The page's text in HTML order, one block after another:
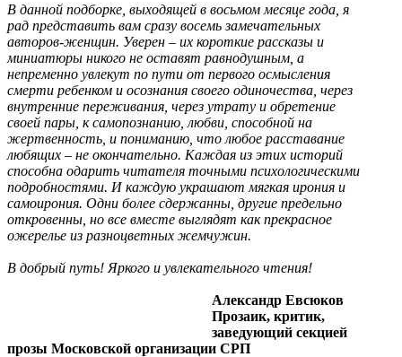
В данной подборке, выходящей в восьмом месяце года, я
рад представить вам сразу восемь замечательных
авторов-женщин. Уверен – их короткие рассказы и
миниатюры никого не оставят равнодушным, а
непременно увлекут по пути от первого осмысления
смерти ребенком и осознания своего одиночества, через
внутренние переживания, через утрату и обретение
своей пары, к самопознанию, любви, способной на
жертвенность, и пониманию, что любое расставание
любящих – не окончательно. Каждая из этих историй
способна одарить читателя точными психологическими
подробностями. И каждую украшают мягкая ирония и
самоирония. Одни более сдержанны, другие предельно
откровенны, но все вместе выглядят как прекрасное
ожерелье из разноцветных жемчужин.
В добрый путь! Яркого и увлекательного чтения!
Александр Евсюков
Прозаик, критик,
заведующий секцией
прозы Московской организации СРП